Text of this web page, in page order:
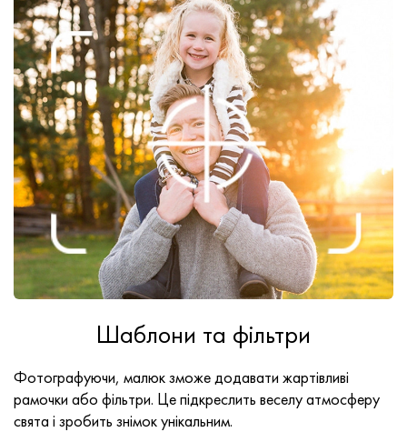
Шаблони та фільтри
Фотографуючи, малюк зможе додавати жартівливі
рамочки або фільтри. Це підкреслить веселу атмосферу
свята і зробить знімок унікальним.